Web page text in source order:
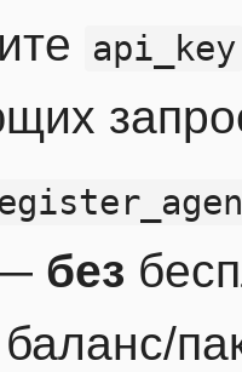
api_key
без